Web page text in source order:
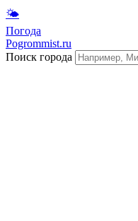
🌤
Погода
Pogrommist.ru
Поиск города